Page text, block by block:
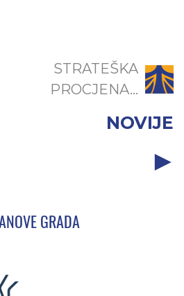
STRATEŠKA
PROCJENA...
NOVIJE
GRADA